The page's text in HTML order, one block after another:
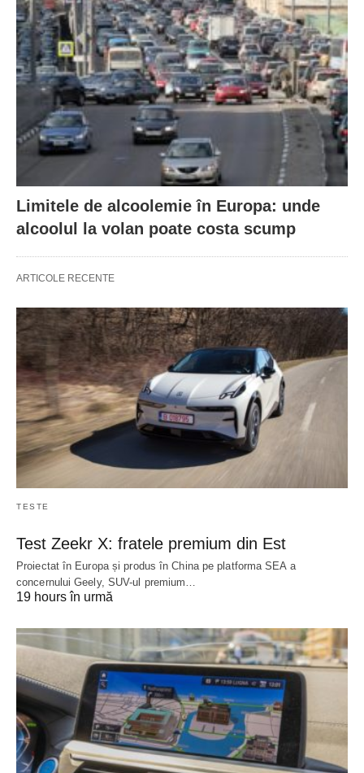
Limitele de alcoolemie în Europa: unde
alcoolul la volan poate costa scump
ARTICOLE RECENTE
TESTE
Test Zeekr X: fratele premium din Est
Proiectat în Europa și produs în China pe platforma SEA a
concernului Geely, SUV-ul premium…
19 hours în urmă